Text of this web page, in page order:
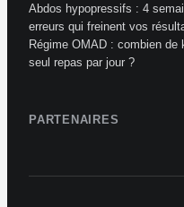
Abdos hypopressifs : 4
erreurs qui freinent vos
Régime OMAD : combien de
seul repas par jour ?
PARTENAIRES